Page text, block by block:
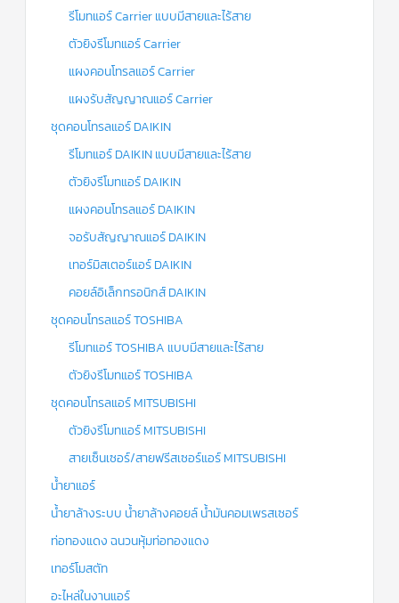
รีโมทแอร์ Carrier แบบมีสายและไร้สาย
ตัวยิงรีโมทแอร์ Carrier
แผงคอนโทรลแอร์ Carrier
แผงรับสัญญาณแอร์ Carrier
ชุดคอนโทรลแอร์ DAIKIN
รีโมทแอร์ DAIKIN แบบมีสายและไร้สาย
ตัวยิงรีโมทแอร์ DAIKIN
แผงคอนโทรลแอร์ DAIKIN
จอรับสัญญาณแอร์ DAIKIN
เทอร์มิสเตอร์แอร์ DAIKIN
คอยล์อิเล็กทรอนิกส์ DAIKIN
ชุดคอนโทรลแอร์ TOSHIBA
รีโมทแอร์ TOSHIBA แบบมีสายและไร้สาย
ตัวยิงรีโมทแอร์ TOSHIBA
ชุดคอนโทรลแอร์ MITSUBISHI
ตัวยิงรีโมทแอร์ MITSUBISHI
สายเซ็นเซอร์/สายฟรีสเซอร์แอร์ MITSUBISHI
น้ำยาแอร์
น้ำยาล้างระบบ น้ำยาล้างคอยล์ น้ำมันคอมเพรสเซอร์
ท่อทองแดง ฉนวนหุ้มท่อทองแดง
เทอร์โมสตัท
อะไหล่ในงานแอร์